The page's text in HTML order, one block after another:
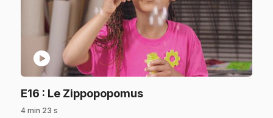
play_circle
E16 : Le Zippopopomus.
4 min 23 s